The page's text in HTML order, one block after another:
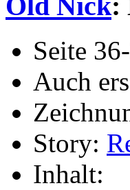
Seite
Auch
Story:
Inhalt: